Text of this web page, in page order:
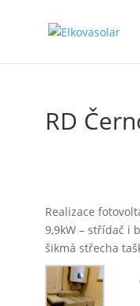
RD
Realizace
9,9kW – střídač i
šikmá střecha